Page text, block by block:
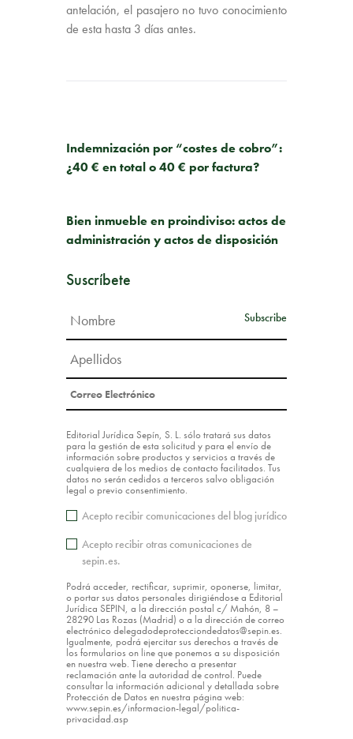
antelación, el pasajero no tuvo conocimiento
de esta hasta 3 días antes.
Indemnización por “costes de cobro”:
¿40 € en total o 40 € por factura?
Bien inmueble en proindiviso: actos de
administración y actos de disposición
Suscríbete
Editorial Jurídica Sepín, S. L. sólo tratará sus datos
para la gestión de esta solicitud y para el envío de
información sobre productos y servicios a través de
cualquiera de los medios de contacto facilitados. Tus
datos no serán cedidos a terceros salvo obligación
legal o previo consentimiento.
Acepto recibir comunicaciones del blog jurídico
Acepto recibir otras comunicaciones de
sepin.es.
Podrá acceder, rectificar, suprimir, oponerse, limitar,
o portar sus datos personales dirigiéndose a Editorial
Jurídica SEPIN, a la dirección postal c/ Mahón, 8 –
28290 Las Rozas (Madrid) o a la dirección de correo
electrónico delegadodeprotecciondedatos@sepin.es.
Igualmente, podrá ejercitar sus derechos a través de
los formularios on line que ponemos a su disposición
en nuestra web. Tiene derecho a presentar
reclamación ante la autoridad de control. Puede
consultar la información adicional y detallada sobre
Protección de Datos en nuestra página web:
www.sepin.es/informacion-legal/politica-
privacidad.asp